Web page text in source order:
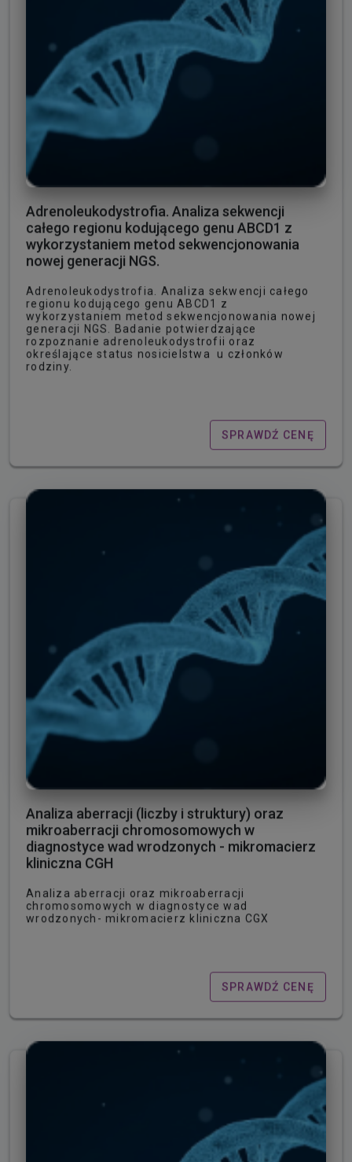
Adrenoleukodystrofia. Analiza sekwencji
całego regionu kodującego genu ABCD1 z
wykorzystaniem metod sekwencjonowania
nowej generacji NGS.
Adrenoleukodystrofia. Analiza sekwencji całego
regionu kodującego genu ABCD1 z
wykorzystaniem metod sekwencjonowania nowej
generacji NGS. Badanie potwierdzające
rozpoznanie adrenoleukodystrofii oraz
określające status nosicielstwa u członków
rodziny.
SPRAWDŹ CENĘ
Analiza aberracji (liczby i struktury) oraz
mikroaberracji chromosomowych w
diagnostyce wad wrodzonych - mikromacierz
kliniczna CGH
Analiza aberracji oraz mikroaberracji
chromosomowych w diagnostyce wad
wrodzonych- mikromacierz kliniczna CGX
SPRAWDŹ CENĘ